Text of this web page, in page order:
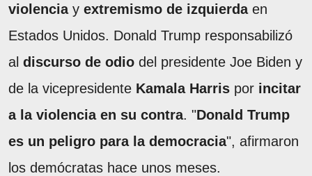
violenciay extremismo de izquierdaen
Estados Unidos. Donald Trump responsabilizó
al discurso de odio del presidente Joe Biden y
de la vicepresidente Kamala Harris por incitar
a la violencia en su contra. "Donald Trump
es un peligro para la democracia", afirmaron
los demócratas hace unos meses.